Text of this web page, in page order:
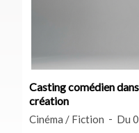
Casting comédien
création
Cinéma / Fiction Du